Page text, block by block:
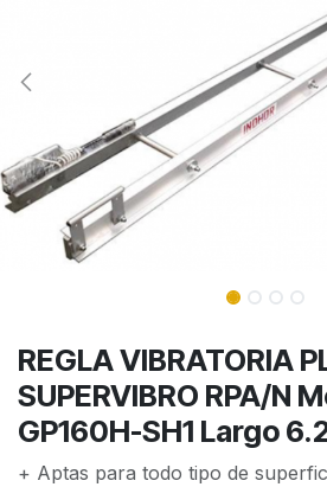
REGLA VIBRATORIA
SUPERVIBRO RPA/N
GP160H-SH1 Largo
+ Aptas para todo tipo de